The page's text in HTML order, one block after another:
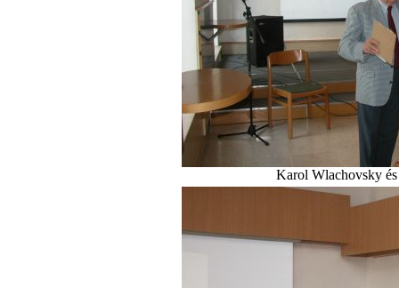
Karol Wlachovsky